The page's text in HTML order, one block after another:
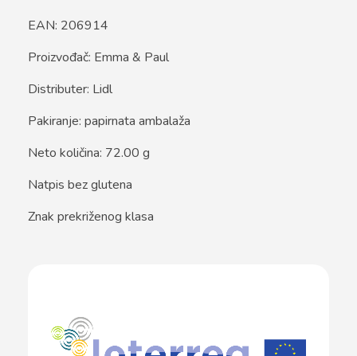
EAN: 206914
Proizvođač: Emma & Paul
Distributer: Lidl
Pakiranje: papirnata ambalaža
Neto količina: 72.00 g
Natpis bez glutena
Znak prekriženog klasa